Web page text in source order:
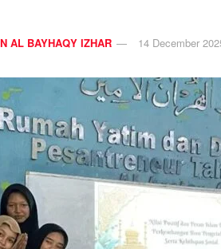
AL BAYHAQY IZHAR 14 December